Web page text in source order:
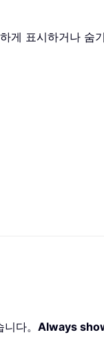
게 표시하거나 숨
다。 Always